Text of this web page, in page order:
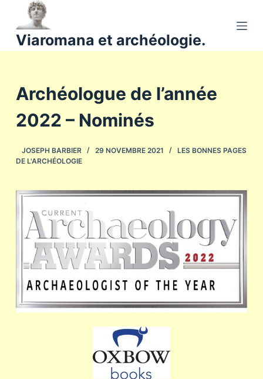
a
u
n
Viaromana et archéologie.
Archéologue de l’année
2022 – Nominés
JOSEPH BARBIER 29 NOVEMBRE 2021
LES BONNES PAGES
DE L'ARCHÉOLOGIE